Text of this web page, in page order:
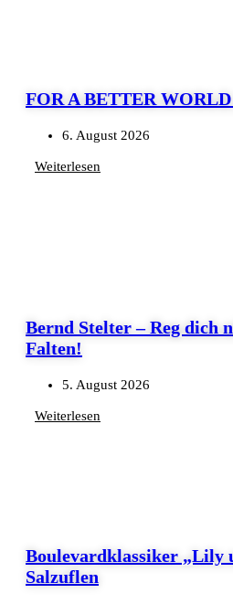
FOR A BETTER
6. August 2026
Weiterlesen
Bernd Stelter – Reg dich
Falten!
5. August 2026
Weiterlesen
Boulevardklassiker „Lily
Salzuflen